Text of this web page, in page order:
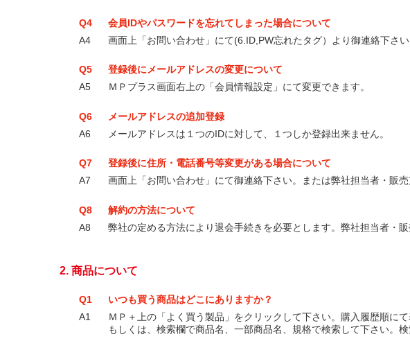
Q4
会員IDやパスワードを忘れてしまった場合について
A4
画面上「お問い合わせ」にて(6.ID,PW忘れたタグ）より御連絡下さ
Q5
登録後にメールアドレスの変更について
A5
ＭＰプラス画面右上の「会員情報設定」にて変更できます。
Q6
メールアドレスの追加登録
A6
メールアドレスは１つのIDに対して、１つしか登録出来ません。
Q7
登録後に住所・電話番号等変更がある場合について
A7
画面上「お問い合わせ」にて御連絡下さい。または弊社担当者・販売
Q8
解約の方法について
A8
弊社の定める方法により退会手続きを必要とします。弊社担当者・販
2. 商品について
Q1
いつも買う商品はどこにありますか？
A1
ＭＰ＋上の「よく買う製品」をクリックして下さい。購入履歴順にて
もしくは、検索欄で商品名、一部商品名、規格で検索して下さい。